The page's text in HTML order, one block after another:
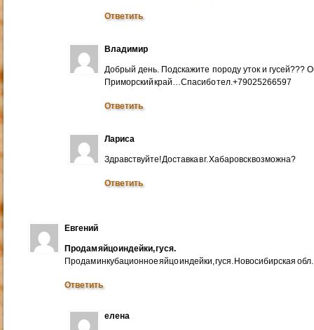
Ответить
Владимир
Добрый день. Подскажите породу уток и гусей???
Приморский край…Спасибо тел.+79025266597
Ответить
Лариса
Здравствуйте! Доставка в г. Хабаровск возможна?
Ответить
Евгений
Продам яйцо индейки, гуся.
Продам инкубационное яйцо индейки, гуся. Новосибирская
Ответить
елена